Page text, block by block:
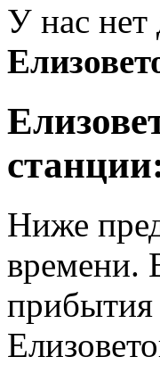
У нас
Ниже
времени.
прибытия